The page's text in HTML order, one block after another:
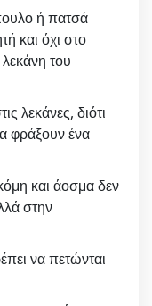
ή πατσά
και όχι στο
του
λεκάνες, διότι
φράξουν ένα
και άοσμα δεν
στην
να πετώνται